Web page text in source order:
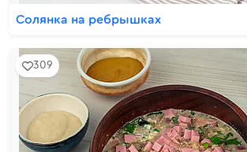
Солянка на ребрышках
309